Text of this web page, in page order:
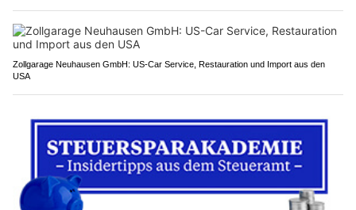
Zollgarage Neuhausen GmbH: US-Car Service, Restauration und Import aus den
USA